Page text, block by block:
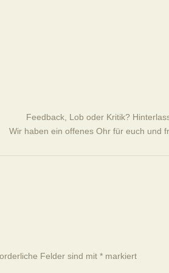
Feedback, Lob oder Kritik?
Wir haben ein offenes Ohr für euch und
Felder sind mit* markiert